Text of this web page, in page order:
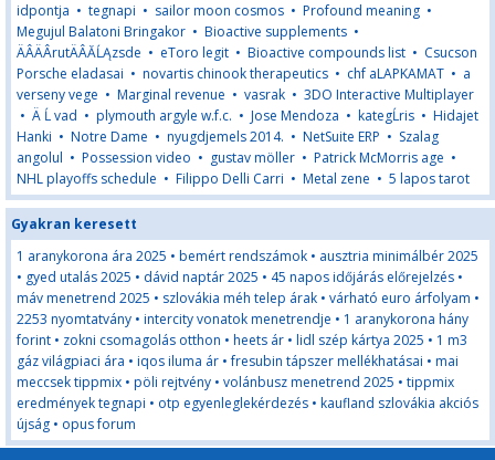
idpontja • tegnapi • sailor moon cosmos • Profound meaning •
Megujul Balatoni Bringakor • Bioactive supplements •
ÄÂÄÂrutÄÂĂĹĄzsde • eToro legit • Bioactive compounds list • Csucson
Porsche eladasai • novartis chinook therapeutics • chf aLAPKAMAT • a
verseny vege • Marginal revenue • vasrak • 3DO Interactive Multiplayer
• Ä Ĺ vad • plymouth argyle w.f.c. • Jose Mendoza • kategĹris • Hidajet
Hanki • Notre Dame • nyugdjemels 2014. • NetSuite ERP • Szalag
angolul • Possession video • gustav möller • Patrick McMorris age •
NHL playoffs schedule • Filippo Delli Carri • Metal zene • 5 lapos tarot
Gyakran keresett
1 aranykorona ára 2025 • bemért rendszámok • ausztria minimálbér 2025
• gyed utalás 2025 • dávid naptár 2025 • 45 napos időjárás előrejelzés •
máv menetrend 2025 • szlovákia méh telep árak • várható euro árfolyam •
2253 nyomtatvány • intercity vonatok menetrendje • 1 aranykorona hány
forint • zokni csomagolás otthon • heets ár • lidl szép kártya 2025 • 1 m3
gáz világpiaci ára • iqos iluma ár •fresubin tápszer mellékhatásai • mai
meccsek tippmix • pöli rejtvény • volánbusz menetrend 2025 • tippmix
eredmények tegnapi • otp egyenleglekérdezés • kaufland szlovákia akciós
újság • opus forum